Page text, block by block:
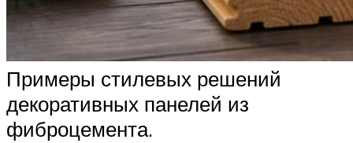
Примеры стилевых решений
декоративных панелей из
фиброцемента.